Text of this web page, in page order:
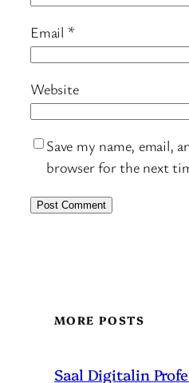
Email *
Website
Save my name, email,
browser for the next
MORE POSTS
Saal Digitalin